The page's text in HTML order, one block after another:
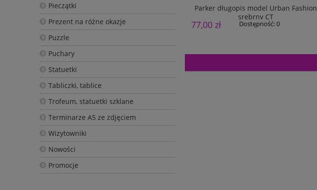
Pieczątki
Prezent na różne okazje
Puzzle
Puchary
Statuetki
Tabliczki, tablice
Trofeum, statuetki szklane
Terminarze A5 ze zdjęciem
Wizytowniki
Nowości
Promocje
Parker długopis model Urban Fashion
srebrny CT
77,00 zł Dostępność:0